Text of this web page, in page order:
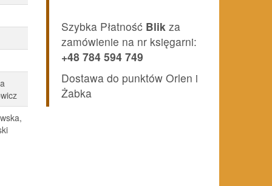
zł.
Szybka Płatność Blik za
zamówienie na nr księgarni:
+48 784 594 749
Dostawa do punktów Orlen i
Żabka